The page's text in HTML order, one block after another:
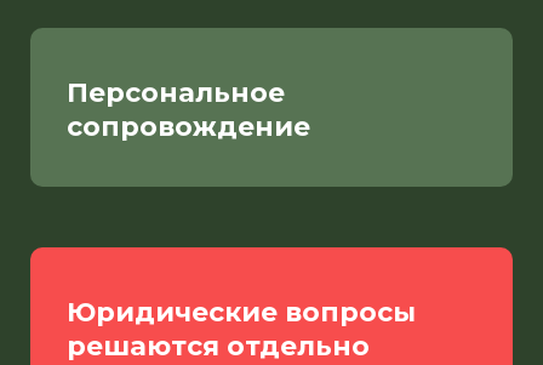
Персональное
сопровождение
Юридические вопросы
решаются отдельно